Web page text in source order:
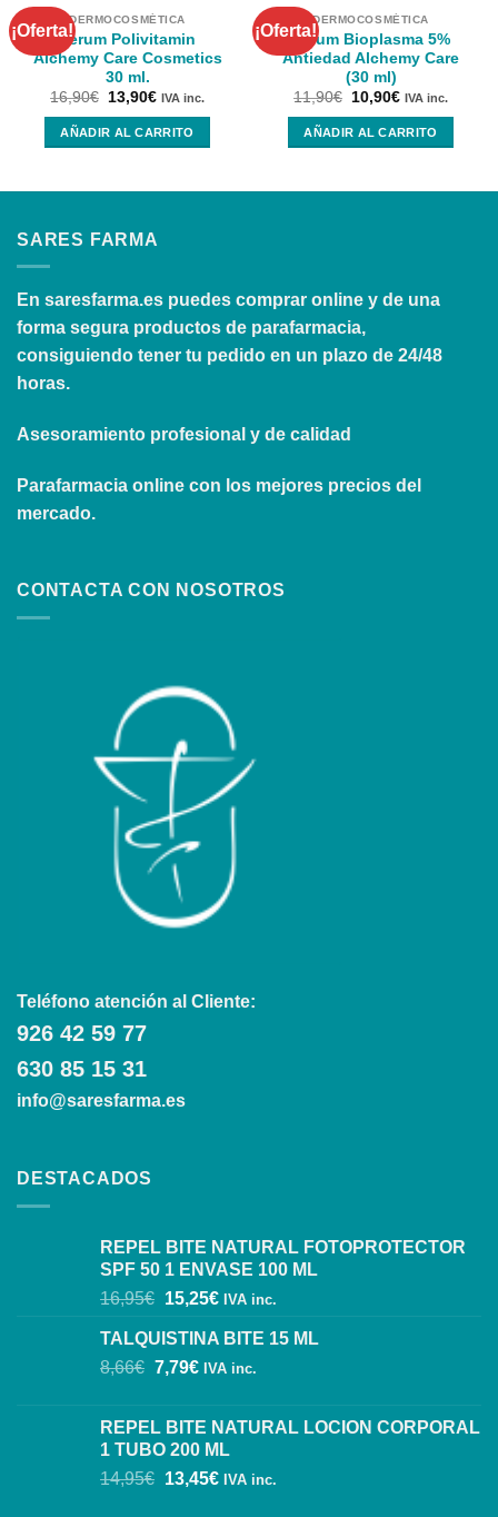
¡Oferta!
DERMOCOSMÉTICA
Serum Polivitamin
Alchemy Care Cosmetics
30 ml.
16,90€ 13,90€ IVA inc.
AÑADIR AL CARRITO
¡Oferta!
DERMOCOSMÉTICA
Serum Bioplasma 5%
Antiedad Alchemy Care
(30 ml)
11,90€ 10,90€ IVA inc.
AÑADIR AL CARRITO
SARES FARMA
En saresfarma.es puedes comprar online y de una
forma segura productos de parafarmacia,
consiguiendo tener tu pedido en un plazo de 24/48
horas.
Asesoramiento profesional y de calidad
Parafarmacia online con los mejores precios del
mercado.
CONTACTA CON NOSOTROS
Teléfono atención al Cliente:
926 42 59 77
630 85 15 31
info@saresfarma.es
DESTACADOS
REPEL BITE NATURAL FOTOPROTECTOR
SPF 50 1 ENVASE 100 ML
16,95€ 15,25€ IVA inc.
TALQUISTINA BITE 15 ML
8,66€ 7,79€ IVA inc.
REPEL BITE NATURAL LOCION CORPORAL
1 TUBO 200 ML
14,95€ 13,45€ IVA inc.